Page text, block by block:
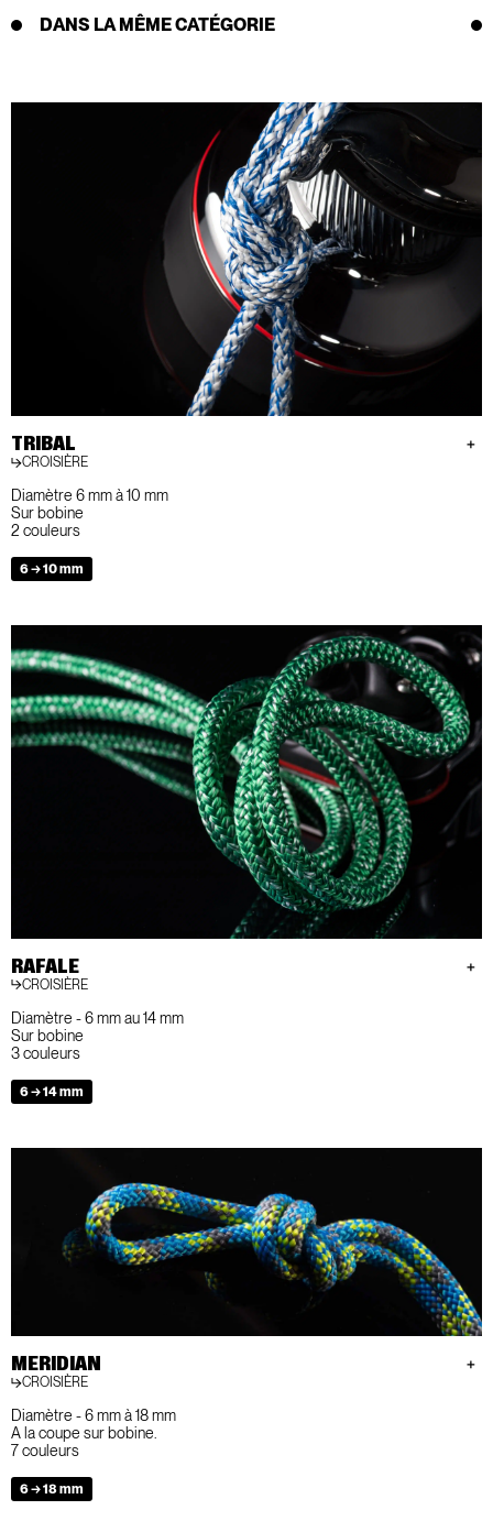
DANS LA MÊME CATÉGORIE
TRIBAL
CROISIÈRE
Diamètre 6 mm à 10 mm
Sur bobine
2 couleurs
6 → 10 mm
RAFALE
CROISIÈRE
Diamètre - 6 mm au 14 mm
Sur bobine
3 couleurs
6 → 14 mm
MERIDIAN
CROISIÈRE
Diamètre - 6 mm à 18 mm
A la coupe sur bobine.
7 couleurs
6 → 18 mm